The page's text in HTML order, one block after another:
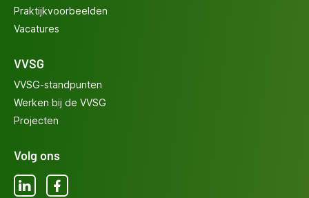
Praktijkvoorbeelden
Vacatures
VVSG
VVSG-standpunten
Werken bij de VVSG
Projecten
Volg ons
LinkedInFacebook